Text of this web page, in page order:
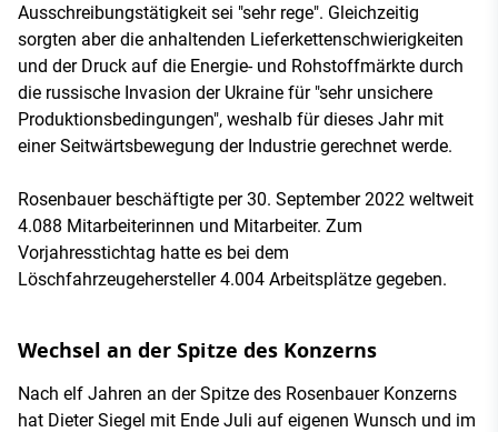
Ausschreibungstätigkeit sei "sehr rege". Gleichzeitig
sorgten aber die anhaltenden Lieferkettenschwierigkeiten
und der Druck auf die Energie- und Rohstoffmärkte durch
die russische Invasion der Ukraine für "sehr unsichere
Produktionsbedingungen", weshalb für dieses Jahr mit
einer Seitwärtsbewegung der Industrie gerechnet werde.
Rosenbauer beschäftigte per 30. September 2022 weltweit
4.088 Mitarbeiterinnen und Mitarbeiter. Zum
Vorjahresstichtag hatte es bei dem
Löschfahrzeugehersteller 4.004 Arbeitsplätze gegeben.
Wechsel an der Spitze des Konzerns
Nach elf Jahren an der Spitze des Rosenbauer Konzerns
hat Dieter Siegel mit Ende Juli auf eigenen Wunsch und im